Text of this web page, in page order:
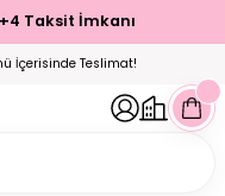
Taksit İmkanı
İçerisinde Teslimat!